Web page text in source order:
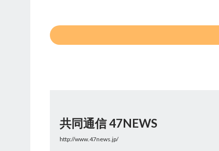
共同通信 47NEWS
http://www.47news.jp/